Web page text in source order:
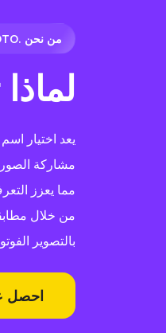
من نحن .PHOTO
لماذا
مشاركة
مما يعزز
من خلال
بالتصوير
احصل